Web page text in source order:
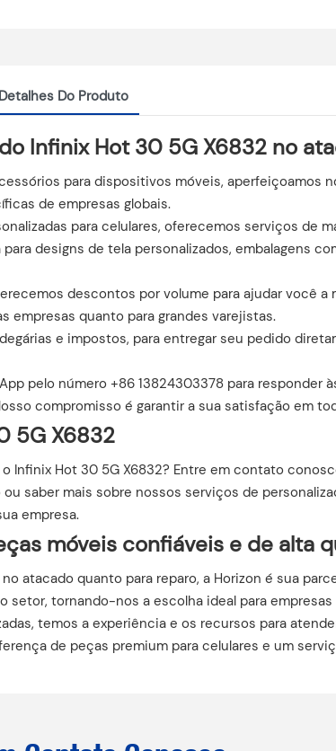
Detalhes Do Produto
Infinix Hot 30 5G X6832 no
para dispositivos móveis, aperfeiçoamos
de empresas globais.
para celulares, oferecemos serviços de
designs de tela personalizados, embalagens
descontos por volume para ajudar você a
empresas quanto para grandes varejistas.
e impostos, para entregar seu pedido
pelo número +86 13824303378 para responder
compromisso é garantir a sua satisfação em
5G X6832
Infinix Hot 30 5G X6832? Entre em contato
saber mais sobre nossos serviços de
empresa.
móveis confiáveis ​​e de alta
atacado quanto para reparo, a Horizon é sua
tornando-nos a escolha ideal para
temos a experiência e os recursos para
de peças premium para celulares e um